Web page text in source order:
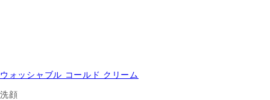
ウォッシャブル コールド クリーム
洗顔